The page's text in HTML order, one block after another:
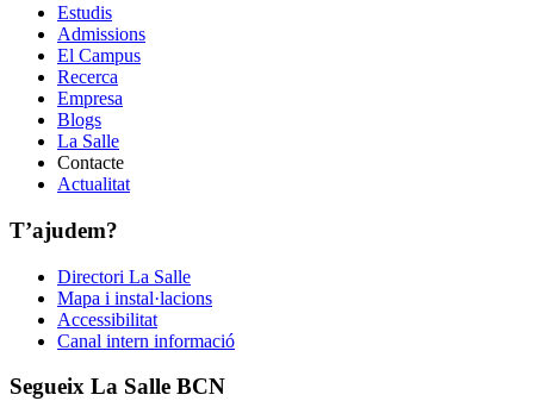
Estudis
Admissions
El Campus
Recerca
Empresa
Blogs
La Salle
Contacte
Actualitat
T’ajudem?
Directori La Salle
Mapa i instal·lacions
Accessibilitat
Canal intern informació
Segueix La Salle BCN